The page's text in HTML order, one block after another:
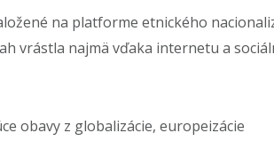
na platforme etnického
vrástla najmä vďaka internetu a
obavy z globalizácie, europeizácie